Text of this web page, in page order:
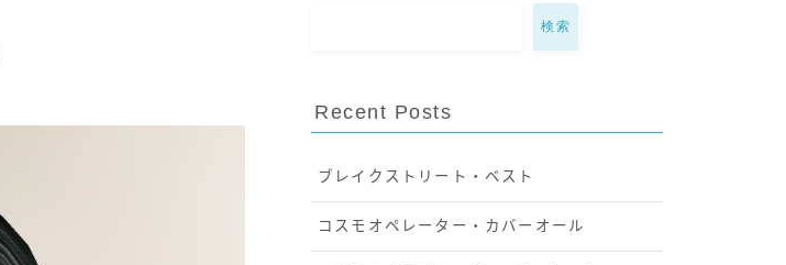
検索
Recent Posts
ブレイクストリート・ベスト
コスモオペレーター・カバーオール